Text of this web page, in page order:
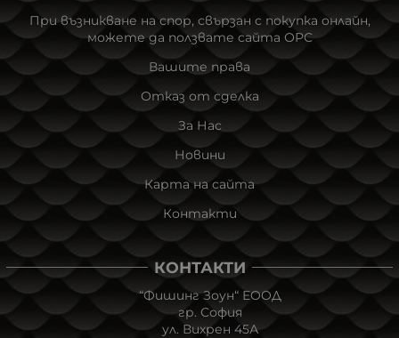
При възникване на спор, свързан с покупка онлайн,
можете да ползвате сайта ОРС
Вашите права
Отказ от сделка
За Нас
Новини
Карта на сайта
Контакти
КОНТАКТИ
“Фишинг Зоун“ ЕOOД
гр. София
ул. Вихрен 45А